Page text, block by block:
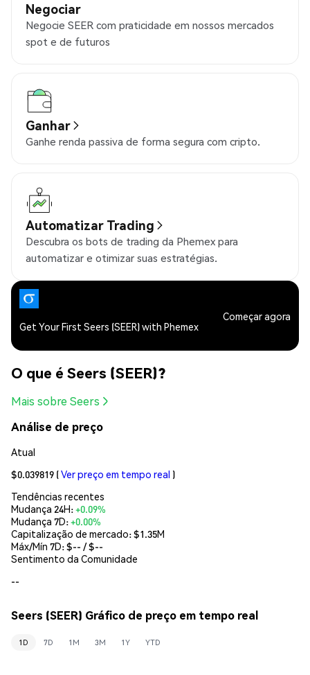
Negociar
Negocie SEER com praticidade em nossos mercados
spot e de futuros
Ganhar
Ganhe renda passiva de forma segura com cripto.
Automatizar Trading
Descubra os bots de trading da Phemex para
automatizar e otimizar suas estratégias.
Get Your First Seers (SEER) with Phemex
Começar agora
O que é Seers (SEER)?
Mais sobre Seers
Análise de preço
Atual
$0.039819 (Ver preço em tempo real )
Tendências recentes
Mudança 24H:+0.09%
Mudança 7D:+0.00%
Capitalização de mercado:$1.35M
Máx/Mín 7D: $-- / $--
Sentimento da Comunidade
--
Seers (SEER) Gráfico de preço em tempo real
1D 7D 1M 3M 1Y YTD